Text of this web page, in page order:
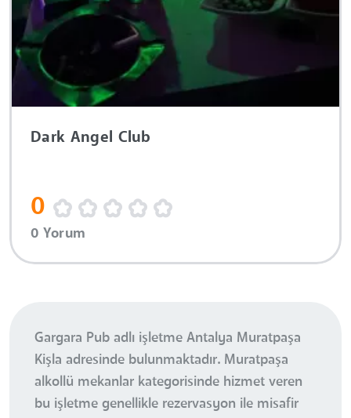
Dark Angel Club
0
0 Yorum
Gargara Pub adlı işletme Antalya Muratpaşa
Kişla adresinde bulunmaktadır. Muratpaşa
alkollü mekanlar kategorisinde hizmet veren
bu işletme genellikle rezervasyon ile misafir